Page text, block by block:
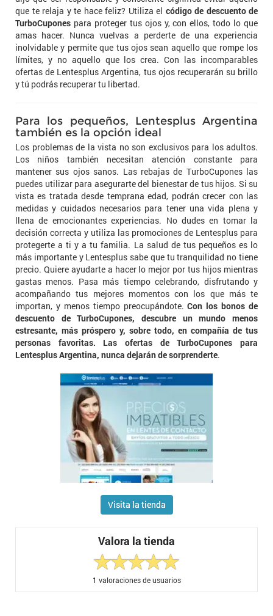
que te relaja y te hace feliz? Utiliza el código de descuento de
TurboCupones para proteger tus ojos y, con ellos, todo lo que
amas hacer. Nunca vuelvas a perderte de una experiencia
inolvidable y permite que tus ojos sean aquello que rompe los
límites, y no aquello que los crea. Con las incomparables
ofertas de Lentesplus Argentina, tus ojos recuperarán su brillo
y tú podrás recuperar tu libertad.
Para los pequeños, Lentesplus Argentina
también es la opción ideal
Los problemas de la vista no son exclusivos para los adultos.
Los niños también necesitan atención constante para
mantener sus ojos sanos. Las rebajas de TurboCupones las
puedes utilizar para asegurarte del bienestar de tus hijos. Si su
vista es tratada desde temprana edad, podrán crecer con las
medidas y cuidados necesarios para tener una vida plena y
llena de emocionantes experiencias. No dudes en tomar la
decisión correcta y utiliza las promociones de Lentesplus para
protegerte a ti y a tu familia. La salud de tus pequeños es lo
más importante y Lentesplus sabe que tu tranquilidad no tiene
precio. Quiere ayudarte a hacer lo mejor por tus hijos mientras
gastas menos. Pasa más tiempo celebrando, disfrutando y
acompañando tus mejores momentos con los que más te
importan, y menos tiempo preocupándote.Con los bonos de
descuento de TurboCupones, descubre un mundo menos
estresante, más próspero y, sobre todo, en compañía de tus
personas favoritas. Las ofertas de TurboCupones para
Lentesplus Argentina, nunca dejarán de sorprenderte.
Visita la tienda
Valora la tienda
1 valoraciones de usuarios